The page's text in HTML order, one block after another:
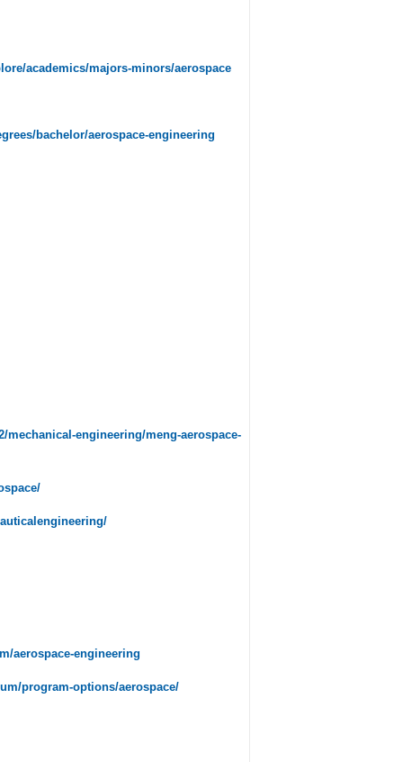
academics/majors-minors/aerospace
bachelor/aerospace-engineering
mechanical-engineering/meng-aerospace-
aerospace-engineering
program-options/aerospace/